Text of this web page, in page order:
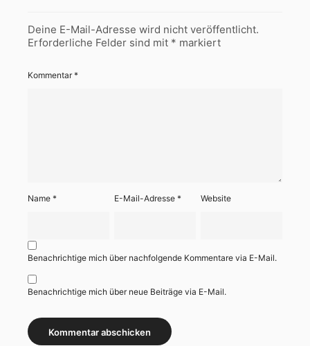
Deine E-Mail-Adresse wird nicht veröffentlicht.
Erforderliche Felder sind mit * markiert
Kommentar*
Name * E-Mail-Adresse* Website
Benachrichtige mich über nachfolgende Kommentare via E-Mail.
Benachrichtige mich über neue Beiträge via E-Mail.